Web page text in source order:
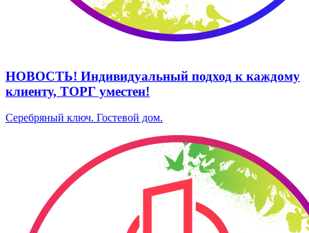
НОВОСТЬ! Индивидуальный подход к каждому
клиенту, ТОРГ уместен!
Серебряный ключ. ​Гостевой дом.